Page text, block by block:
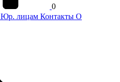
0
Юр. лицам Контакты О